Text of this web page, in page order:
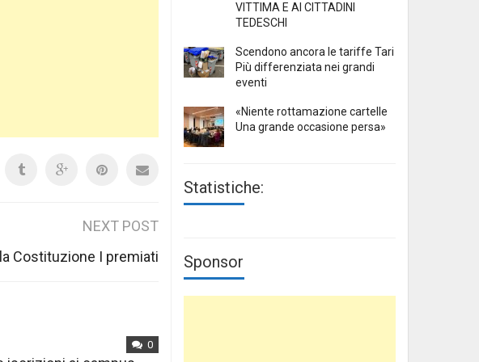
NEXT POST
Costituzione I premiati
0
VITTIMA E AI CITTADINI
TEDESCHI
Scendono ancora le tariffe Tari
Più differenziata nei grandi
eventi
«Niente rottamazione cartelle
Una grande occasione persa»
Statistiche:
Sponsor